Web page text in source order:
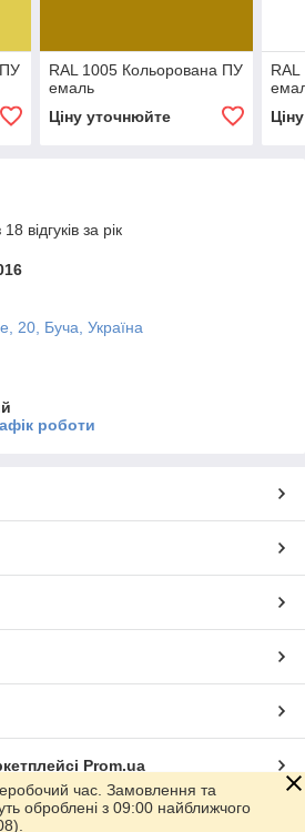
RAL 1005 Кольорована ПУ
емаль
Ціну уточнюйте
відгуків за рік
20, Буча, Україна
роботи
Prom.ua
час. Замовлення та
оброблені з 09:00 найближчого